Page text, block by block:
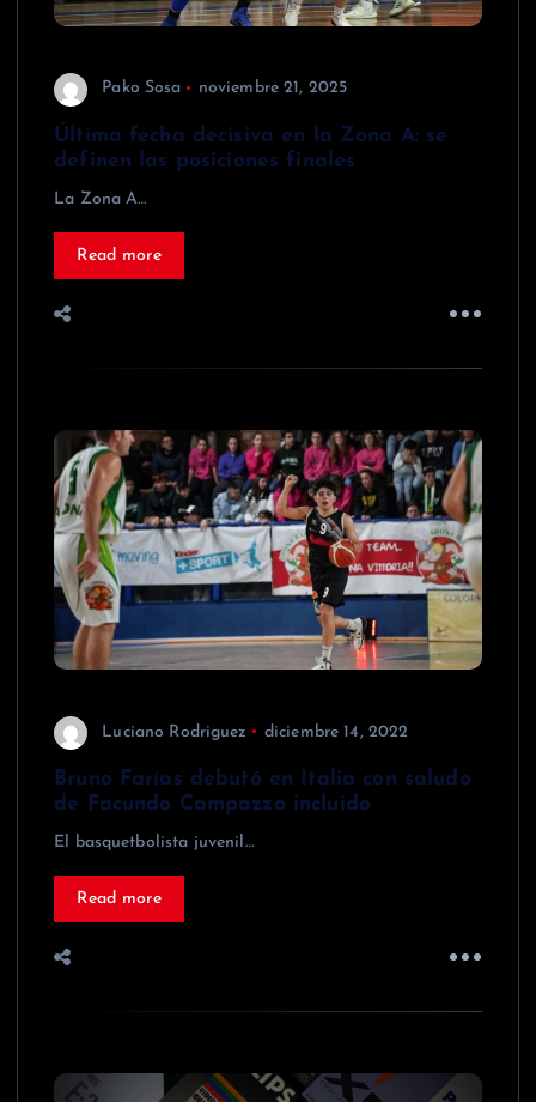
Pako Sosa noviembre 21, 2025
Última fecha decisiva en la Zona A: se
definen las posiciones finales
La Zona A…
Read more
Luciano Rodriguez diciembre 14, 2022
Bruno Farías debutó en Italia con saludo
de Facundo Campazzo incluido
El basquetbolista juvenil…
Read more